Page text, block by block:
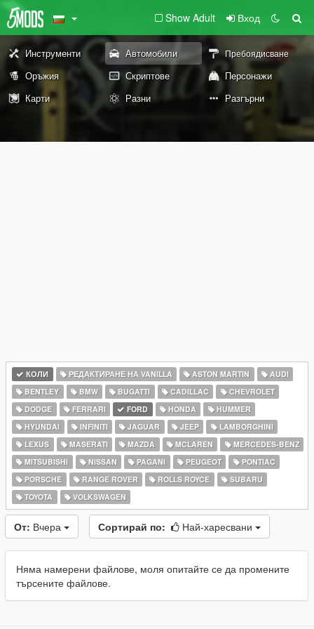
Show Adult Вход
Инструменти Автомобили Пребоядисване
Оръжия Скриптове
Персонажи
Карти
Разни Разгърни
КОЛИ РЕДАКТИРАНЕ НА VANILLA ASTON MARTIN
AUDI
BENTLEY
BMW BUGATTI CADILLAC
CHEVROLET
DODGE
FERRARI FORD HONDA
HUMMER
HYUNDAI
INFINITI JAGUAR JEEP
LAMBORGHINI
LEXUS
MASERATI MAZDA MCLAREN
MERCEDES-BENZ
MITSUBISHI
NISSAN PAGANI PEUGEOT
PONTIAC
PORSCHE
RANGE ROVER ROLLS ROYCE
SUBARU
TOYOTA
VOLKSWAGEN
От: Вчера Сортирай по: Най-харесвани
Няма намерени файлове, моля опитайте се да промените
търсените файлове.